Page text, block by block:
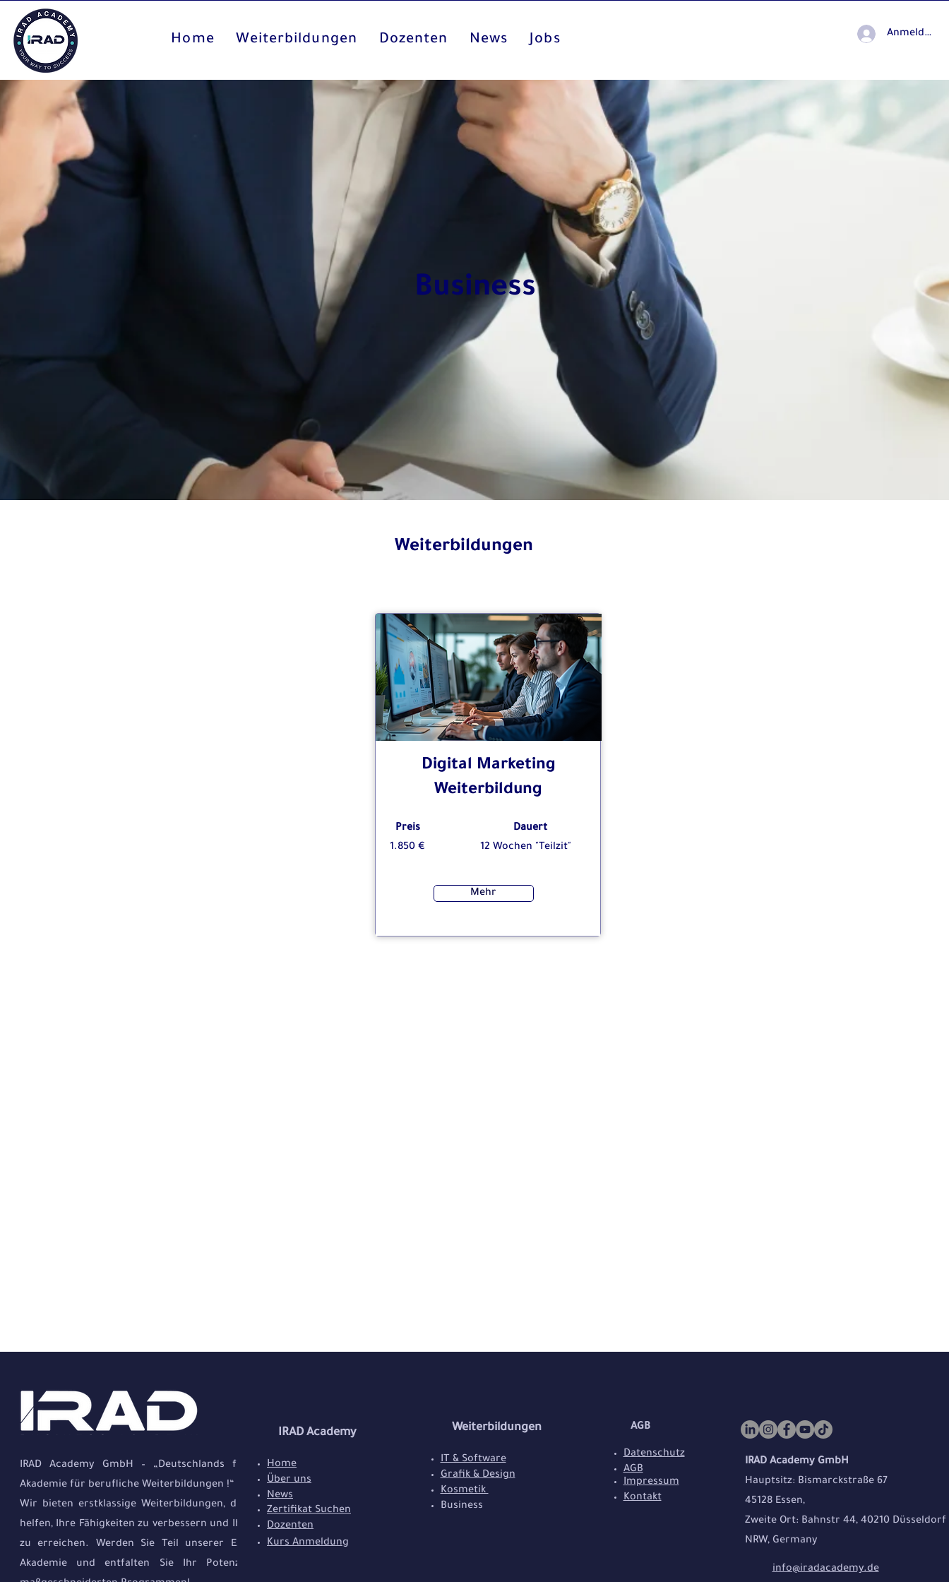
Home Weiterbildungen Dozenten News Jobs Anmelden
Business
Weiterbildungen
Digital Marketing
Weiterbildung
Preis
1.850 €
Dauert
12 Wochen "Teilzit"
Mehr
IRAD Academy GmbH – „Deutschlands führende
Akademie für berufliche Weiterbildungen !“
Wir bieten erstklassige Weiterbildungen, die Ihnen
helfen, Ihre Fähigkeiten zu verbessern und Ihre Ziele
zu erreichen. Werden Sie Teil unserer Experten-
Akademie und entfalten Sie Ihr Potenzial mit
Weiterbildungen
IT & Software
Grafik & Design
Kosmetik
Business
AGB
Datenschutz
AGB
Impressum
Kontakt
IRAD Academy GmbH
Hauptsitz: Bismarckstraße 67
45128 Essen,
Zweite Ort: Bahnstr 44, 40210 Düsseldorf
NRW, Germany
info@iradacademy.de
IRAD Academy
Home
Über uns
News
Zertifikat Suchen
Dozenten
Kurs Anmeldung